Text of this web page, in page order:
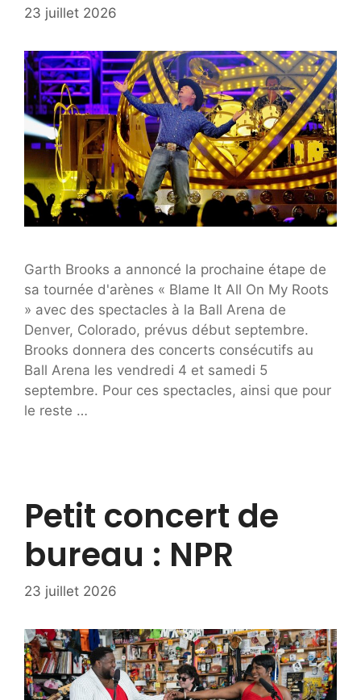
23 juillet 2026
Garth Brooks a annoncé la prochaine étape de
sa tournée d'arènes « Blame It All On My Roots
» avec des spectacles à la Ball Arena de
Denver, Colorado, prévus début septembre.
Brooks donnera des concerts consécutifs au
Ball Arena les vendredi 4 et samedi 5
septembre. Pour ces spectacles, ainsi que pour
le reste …
Petit concert de
bureau : NPR
23 juillet 2026